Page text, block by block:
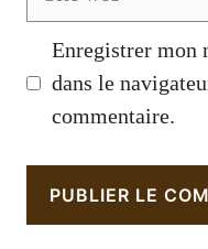
Enregistrer mon
dans le
commentaire.